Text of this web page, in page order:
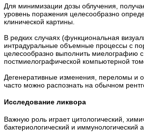
Для минимизации дозы облучения,
уровень поражения целесообразно
клинической картины.
В редких случаях (функциональная
интрадуральные объемные процессы с
целесообразно выполнить миелографию с
постмиелографической компьютерной
Дегенеративные изменения, переломы и
часто можно распознать на обычном
Исследование ликвора
Важную роль играет цитологический,
бактериологический и иммунологический